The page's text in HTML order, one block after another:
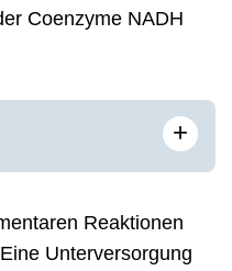
Coenzyme NADH
+
Reaktionen
Unterversorgung